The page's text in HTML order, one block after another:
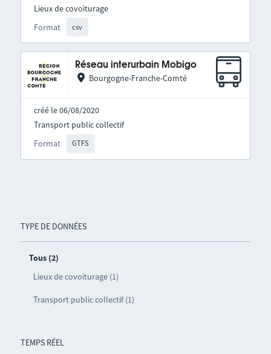
TYPE DE DONNÉES
Tous (2)
Lieux de covoiturage (1)
Transport public collectif (1)
TEMPS RÉEL
Format csv
Lieux de covoiturage
Réseau interurbain Mobigo
Bourgogne-Franche-Comté
créé le 06/08/2020
Format GTFS
Transport public collectif